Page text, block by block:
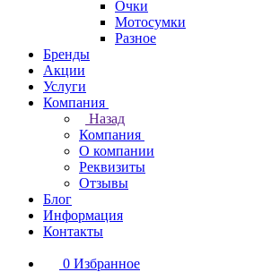
Очки
Мотосумки
Разное
Бренды
Акции
Услуги
Компания
Назад
Компания
О компании
Реквизиты
Отзывы
Блог
Информация
Контакты
0 Избранное